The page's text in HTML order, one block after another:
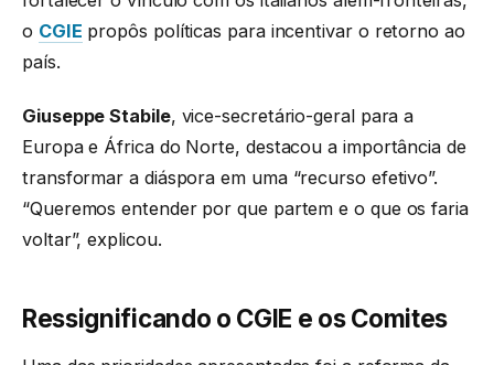
o CGIE propôs políticas para incentivar o retorno ao
país.
Giuseppe Stabile, vice-secretário-geral para a
Europa e África do Norte, destacou a importância de
transformar a diáspora em uma “recurso efetivo”.
“Queremos entender por que partem e o que os faria
voltar”, explicou.
Ressignificando o CGIE e os Comites